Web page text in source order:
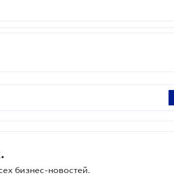
бизнес-новостей.